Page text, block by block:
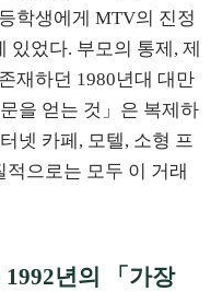
학생에게 MTV의 진정
었다. 부모의 통제, 제
재하던 1980년대 대만
을 얻는 것」은 복제하
넷 카페, 모텔, 소형 프
으로는 모두 이 거래
년의 「가장